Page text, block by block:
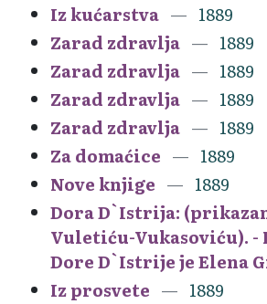
Iz kućarstva
1889
Zarad zdravlja
1889
Zarad zdravlja
1889
Zarad zdravlja
1889
Zarad zdravlja
1889
Za domaćice
1889
Nove knjige
1889
Dora D`Istrija:
Vuletiću-Vukasoviću). -
Dore D`Istrije je Elena
Iz prosvete
1889